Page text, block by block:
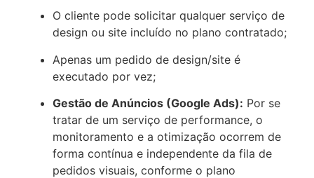
O cliente pode solicitar qualquer serviço de
design ou site incluído no plano contratado;
Apenas um pedido de design/site é
executado por vez;
Gestão de Anúncios (Google Ads): Por se
tratar de um serviço de performance, o
monitoramento e a otimização ocorrem de
forma contínua e independente da fila de
pedidos visuais, conforme o plano